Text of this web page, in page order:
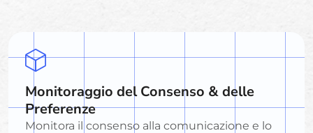
Monitoraggio del Consenso & delle
Preferenze
Monitora il consenso alla comunicazione e lo